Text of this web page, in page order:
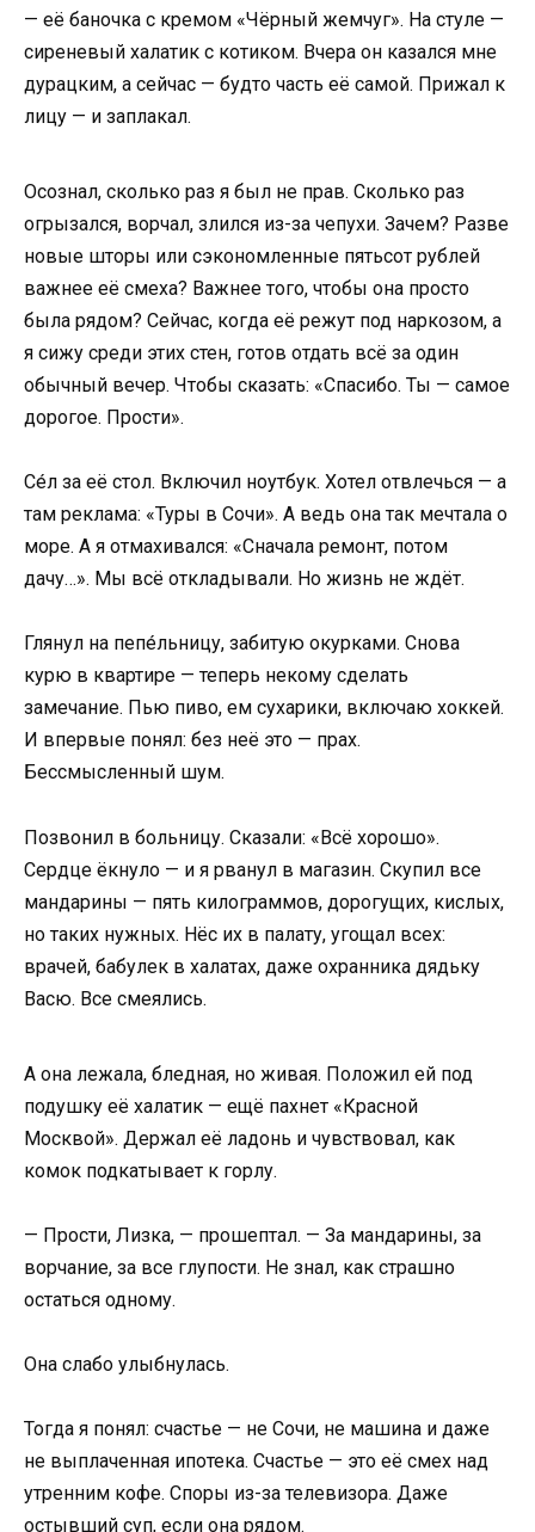
— её баночка с кремом «Чёрный жемчуг». На стуле —
сиреневый халатик с котиком. Вчера он казался мне
дурацким, а сейчас — будто часть её самой. Прижал к
лицу — и заплакал.
Осознал, сколько раз я был не прав. Сколько раз
огрызался, ворчал, злился из-за чепухи. Зачем? Разве
новые шторы или сэкономленные пятьсот рублей
важнее её смеха? Важнее того, чтобы она просто
была рядом? Сейчас, когда её режут под наркозом, а
я сижу среди этих стен, готов отдать всё за один
обычный вечер. Чтобы сказать: «Спасибо. Ты — самое
дорогое. Прости».
Се́л за её стол. Включил ноутбук. Хотел отвлечься — а
там реклама: «Туры в Сочи». А ведь она так мечтала о
море. А я отмахивался: «Сначала ремонт, потом
дачу…». Мы всё откладывали. Но жизнь не ждёт.
Глянул на пепе́льницу, забитую окурками. Снова
курю в квартире — теперь некому сделать
замечание. Пью пиво, ем сухарики, включаю хоккей.
И впервые понял: без неё это — прах.
Бессмысленный шум.
Позвонил в больницу. Сказали: «Всё хорошо».
Сердце ёкнуло — и я рванул в магазин. Скупил все
мандарины — пять килограммов, дорогущих, кислых,
но таких нужных. Нёс их в палату, угощал всех:
врачей, бабулек в халатах, даже охранника дядьку
Васю. Все смеялись.
А она лежала, бледная, но живая. Положил ей под
подушку её халатик — ещё пахнет «Красной
Москвой». Держал её ладонь и чувствовал, как
комок подкатывает к горлу.
— Прости, Лизка, — прошептал. — За мандарины, за
ворчание, за все глупости. Не знал, как страшно
остаться одному.
Она слабо улыбнулась.
Тогда я понял: счастье — не Сочи, не машина и даже
не выплаченная ипотека. Счастье — это её смех над
утренним кофе. Споры из-за телевизора. Даже
остывший суп, если она рядом.